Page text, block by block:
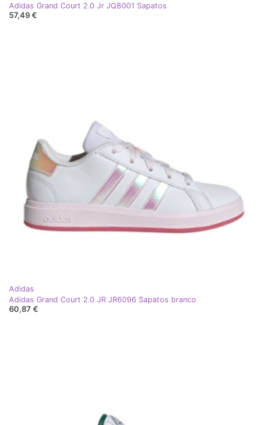
Adidas Grand Court 2.0 Jr JQ8001 Sapatos
57,49 €
Adidas
Adidas Grand Court 2.0 JR JR6096 Sapatos branco
60,87 €